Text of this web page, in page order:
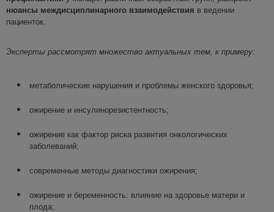
нюансы междисциплинарного взаимодействия в ведении
пациенток.
Эксперты рассмотрят множество актуальных тем, к примеру:
метаболические нарушения и проблемы женского здоровья;
ожирение и инсулинорезистентность;
ожирение как фактор риска развития онкологических
заболеваний;
современные методы диагностики ожирения;
ожирение и беременность: влияние на здоровье матери и
плода;